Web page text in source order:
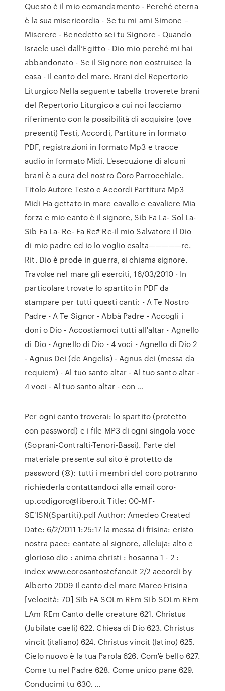
Questo è il mio comandamento - Perché eterna
è la sua misericordia - Se tu mi ami Simone –
Miserere - Benedetto sei tu Signore - Quando
Israele uscì dall’Egitto - Dio mio perché mi hai
abbandonato - Se il Signore non costruisce la
casa - Il canto del mare. Brani del Repertorio
Liturgico Nella seguente tabella troverete brani
del Repertorio Liturgico a cui noi facciamo
riferimento con la possibilità di acquisire (ove
presenti) Testi, Accordi, Partiture in formato
PDF, registrazioni in formato Mp3 e tracce
audio in formato Midi. L'esecuzione di alcuni
brani è a cura del nostro Coro Parrocchiale.
Titolo Autore Testo e Accordi Partitura Mp3
Midi Ha gettato in mare cavallo e cavaliere Mia
forza e mio canto è il signore, Sib Fa La- Sol La-
Sib Fa La- Re- Fa Re# Re-il mio Salvatore il Dio
di mio padre ed io lo voglio esalta—————re.
Rit. Dio è prode in guerra, si chiama signore.
Travolse nel mare gli eserciti, 16/03/2010 · In
particolare trovate lo spartito in PDF da
stampare per tutti questi canti: - A Te Nostro
Padre - A Te Signor - Abbà Padre - Accogli i
doni o Dio - Accostiamoci tutti all'altar - Agnello
di Dio - Agnello di Dio - 4 voci - Agnello di Dio 2
- Agnus Dei (de Angelis) - Agnus dei (messa da
requiem) - Al tuo santo altar - Al tuo santo altar -
4 voci - Al tuo santo altar - con …
Per ogni canto troverai: lo spartito (protetto
con password) e i file MP3 di ogni singola voce
(Soprani-Contralti-Tenori-Bassi). Parte del
materiale presente sul sito è protetto da
password (©): tutti i membri del coro potranno
richiederla contattandoci alla email coro-
up.codigoro@libero.it Title: 00-MF-
SE'ISN(Spartiti).pdf Author: Amedeo Created
Date: 6/2/2011 1:25:17 la messa di frisina: cristo
nostra pace: cantate al signore, alleluja: alto e
glorioso dio : anima christi : hosanna 1 - 2 :
index www.corosantostefano.it 2/2 accordi by
Alberto 2009 Il canto del mare Marco Frisina
[velocità: 70] SIb FA SOLm REm SIb SOLm REm
LAm REm Canto delle creature 621. Christus
(Jubilate caeli) 622. Chiesa di Dio 623. Christus
vincit (italiano) 624. Christus vincit (latino) 625.
Cielo nuovo è la tua Parola 626. Com'è bello 627.
Come tu nel Padre 628. Come unico pane 629.
Conducimi tu 630. …